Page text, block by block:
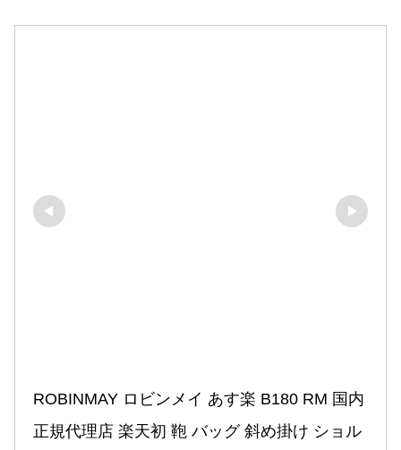
ROBINMAY ロビンメイ あす楽 B180 RM 国内
正規代理店 楽天初 鞄 バッグ 斜め掛け ショル